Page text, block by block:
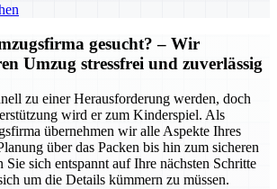
gesucht? – Wir
Umzug stressfrei und zuverlässig
zu einer Herausforderung werden, doch
wird er zum Kinderspiel. Als
übernehmen wir alle Aspekte Ihres
über das Packen bis hin zum sicheren
Sie sich entspannt auf Ihre nächsten Schritte
um die Details kümmern zu müssen.